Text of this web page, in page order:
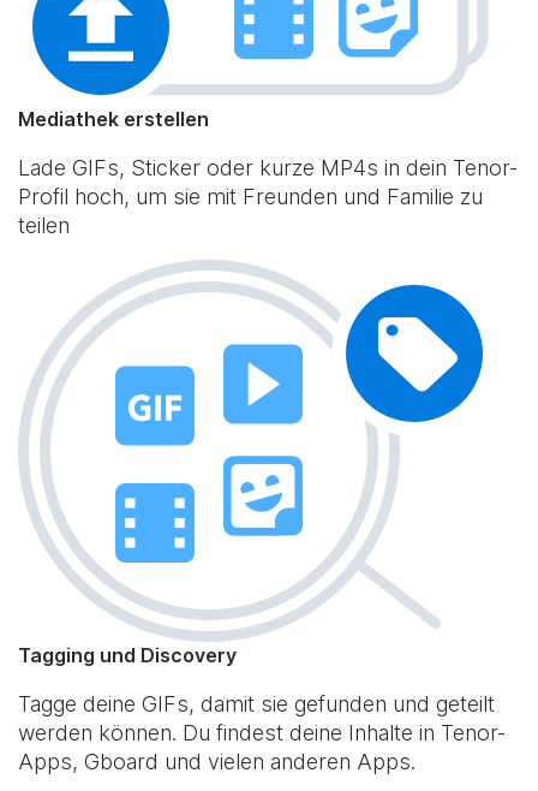
Mediathek erstellen
Lade GIFs, Sticker oder kurze MP4s in dein Tenor-
Profil hoch, um sie mit Freunden und Familie zu
teilen
Tagging und Discovery
Tagge deine GIFs, damit sie gefunden und geteilt
werden können. Du findest deine Inhalte in Tenor-
Apps, Gboard und vielen anderen Apps.